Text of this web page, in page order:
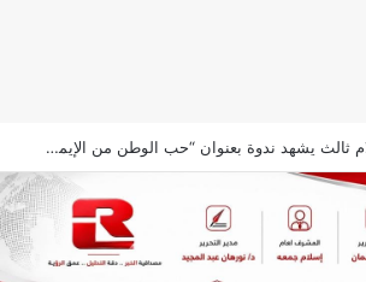
مركز شباب السلام ثالث يشهد ندوة بعنوان “حب الوطن من الإيمان ودور النشء في حفظ أمنه”